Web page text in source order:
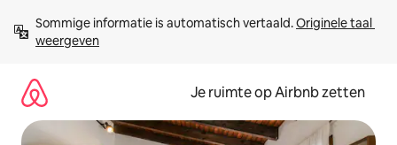
direct
naar
Sommige informatie is automatisch vertaald. Originele taal
weergeven
Je ruimte op Airbnb zetten